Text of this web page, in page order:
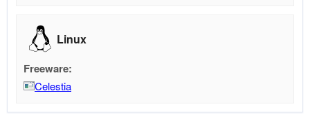
Linux
Freeware:
Celestia